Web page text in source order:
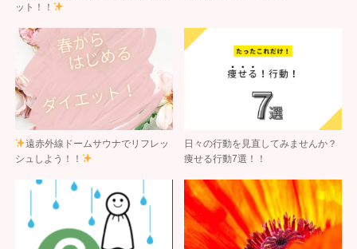
ット！！
遠赤外線ドームサウナでリフレッ
シュしよう！！
日々の行動を見直してみませんか？
痩せる行動7選！！